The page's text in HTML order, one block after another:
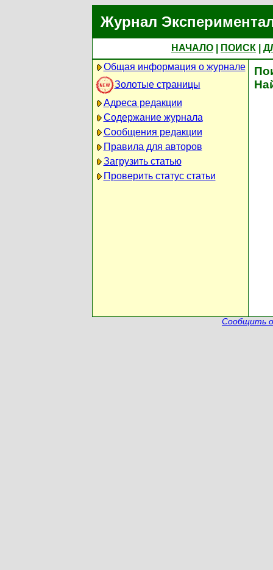
Журнал
НАЧАЛО ПОИСК
Общая информация о журнале
Золотые страницы
Адреса редакции
Содержание журнала
Сообщения редакции
Правила для авторов
Загрузить статью
Проверить статус статьи
Сообщить о